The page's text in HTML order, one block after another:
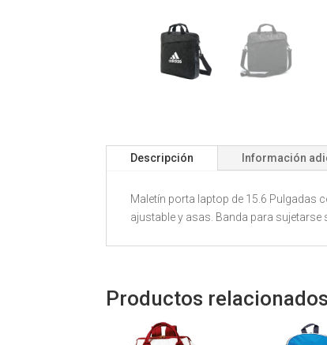
Descripción Información
Maletín porta laptop de 15.6
ajustable y asas. Banda para sujetarse
Productos relacionados